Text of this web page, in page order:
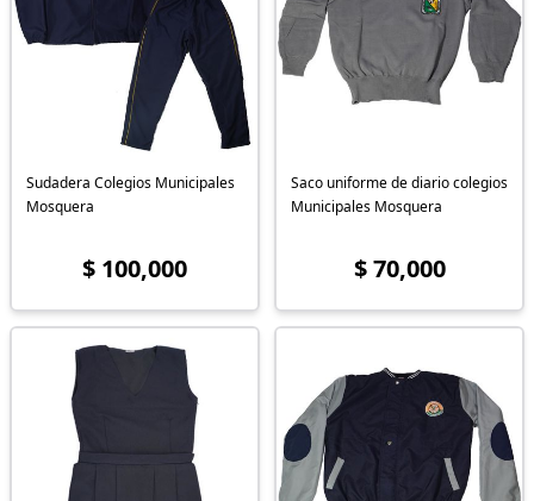
Sudadera Colegios Municipales
Mosquera
$ 100,000
Saco uniforme de diario colegios
Municipales Mosquera
$ 70,000